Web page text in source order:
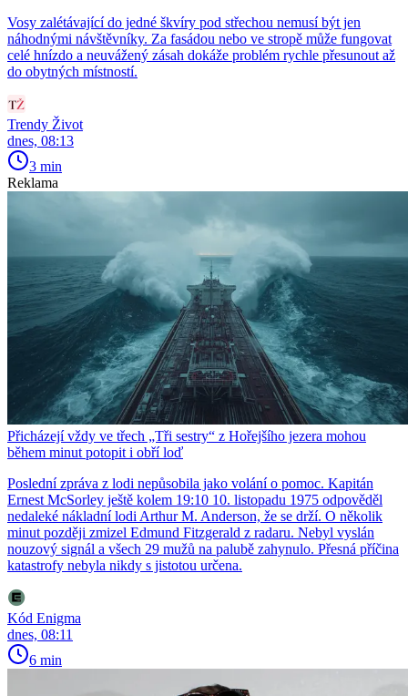
Vosy zalétávající do jedné škvíry pod střechou nemusí být jen
náhodnými návštěvníky. Za fasádou nebo ve stropě může fungovat
celé hnízdo a neuvážený zásah dokáže problém rychle přesunout až
do obytných místností.
Trendy Život
dnes, 08:13
3 min
Reklama
Přicházejí vždy ve třech „Tři sestry“ z Hořejšího jezera mohou
během minut potopit i obří loď
Poslední zpráva z lodi nepůsobila jako volání o pomoc. Kapitán
Ernest McSorley ještě kolem 19:10 10. listopadu 1975 odpověděl
nedaleké nákladní lodi Arthur M. Anderson, že se drží. O několik
minut později zmizel Edmund Fitzgerald z radaru. Nebyl vyslán
nouzový signál a všech 29 mužů na palubě zahynulo. Přesná příčina
katastrofy nebyla nikdy s jistotou určena.
Kód Enigma
dnes, 08:11
6 min